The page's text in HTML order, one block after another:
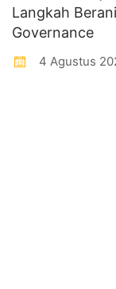
Langkah
Governance
4 Agustus